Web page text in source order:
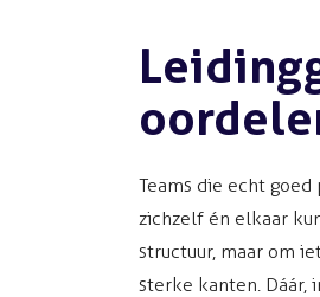
Teams die echt
zichzelf én elkaar
structuur, maar om
sterke kanten. Dáár,